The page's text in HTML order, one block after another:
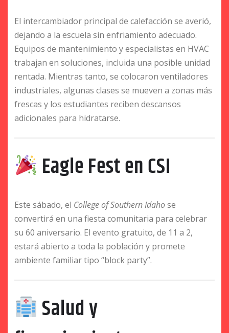
El intercambiador principal de calefacción se averió,
dejando a la escuela sin enfriamiento adecuado.
Equipos de mantenimiento y especialistas en HVAC
trabajan en soluciones, incluida una posible unidad
rentada. Mientras tanto, se colocaron ventiladores
industriales, algunas clases se mueven a zonas más
frescas y los estudiantes reciben descansos
adicionales para hidratarse.
Eagle Fest en CSI
Este sábado, el College of Southern Idahose
convertirá en una fiesta comunitaria para celebrar
su 60 aniversario. El evento gratuito, de 11 a 2,
estará abierto a toda la población y promete
ambiente familiar tipo “block party”.
Salud y